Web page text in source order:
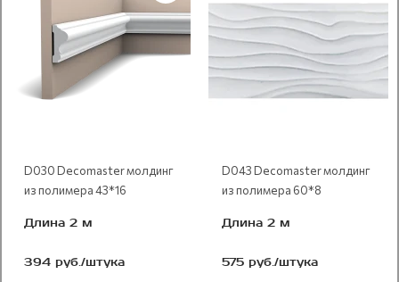
D030 Decomaster молдинг
из полимера 43*16
Длина 2 м
394 руб./штука
D043 Decomaster молдинг
из полимера 60*8
Длина 2 м
575 руб./штука